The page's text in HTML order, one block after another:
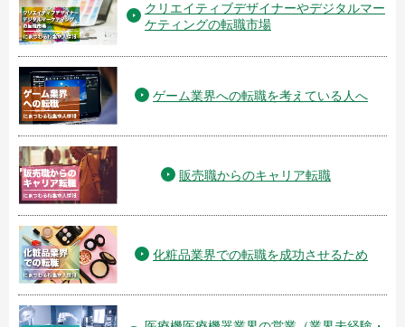
クリエイティブデザイナーやデジタルマー
ケティングの転職市場
ゲーム業界への転職を考えている人へ
販売職からのキャリア転職
化粧品業界での転職を成功させるため